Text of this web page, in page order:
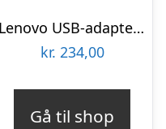
Lenovo USB-adapter – 14 cm
kr. 234,00
Gå til shop